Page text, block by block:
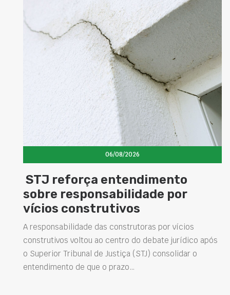
após
06/08/2026
Concretos aditivados e
elevam desempenho das
estruturas e impulsionam
soluções na construção civil
Projetar estruturas mais duráveis, reduzir
intervenções de manutenção e melhorar o
desempenho das obras são desafios cada vez